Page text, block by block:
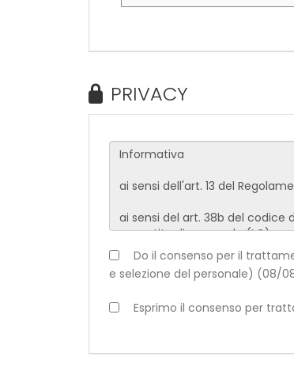
PRIVACY
Do il consenso per il
e selezione del personale) (08/
Esprimo il consenso per